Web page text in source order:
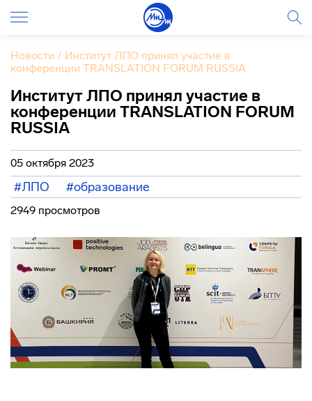
Новости / Институт ЛПО принял участие в
конференции TRANSLATION FORUM RUSSIA
Институт ЛПО принял участие в
конференции TRANSLATION FORUM
RUSSIA
05 октября 2023
#ЛПО #образование
2949 просмотров